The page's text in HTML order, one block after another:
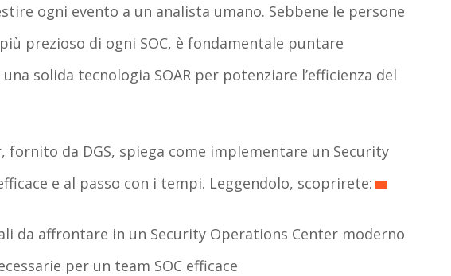
ogni evento a un analista umano. Sebbene le persone
prezioso di ogni SOC, è fondamentale puntare
solida tecnologia SOAR per potenziare l’efficienza del
fornito da DGS, spiega come implementare un Security
e al passo con i tempi. Leggendolo, scoprirete:
da affrontare in un Security Operations Center moderno
per un team SOC efficace